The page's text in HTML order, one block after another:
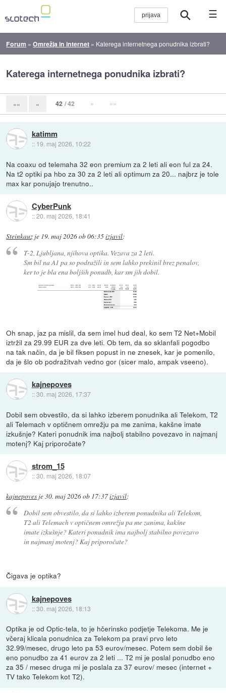
☰
Forum »Omrežja in internet » Katerega internetnega ponudnika izbrati?
Katerega internetnega ponudnika izbrati?
«« « 42 / 42 » »»
katimm
:: 19. maj 2026, 10:22
Na coaxu od telemaha 32 eon premium za 2 leti ali eon ful za 24.
Na t2 optiki pa hbo za 30 za 2 leti ali optimum za 20... najbrz je tole
max kar ponujajo trenutno..
CyberPunk
::20. maj 2026, 18:41
Steinkauz je 19. maj 2026 ob 06:35izjavil:
T-2, Ljubljana, njihova optika. Vezava za 2 leti.
Sm bil na A1 pa so podražili in sem lahko prekinil brez penalov,
ker to je bla ena boljših ponudb, kar sm jih dobil.
Oh snap, jaz pa mislil, da sem imel hud deal, ko sem T2 Net+Mobil
iztržil za 29.99 EUR za dve leti. Ob tem, da so sklanfali pogodbo
na tak način, da je bil fiksen popust in ne znesek, kar je pomenilo,
da je šlo ob podražitvah vedno gor (sicer malo, ampak vseeno).
kajnepoves
::30. maj 2026, 17:37
Dobil sem obvestilo, da si lahko izberem ponudnika ali Telekom, T2
ali Telemach v optičnem omrežju pa me zanima, kakšne imate
izkušnje? Kateri ponudnik ima najbolj stabilno povezavo in najmanj
motenj? Kaj priporočate?
strom_15
::30. maj 2026, 18:07
kajnepoves je30. maj 2026 ob 17:37izjavil:
Dobil sem obvestilo, da si lahko izberem ponudnika ali Telekom,
T2 ali Telemach v optičnem omrežju pa me zanima, kakšne
imate izkušnje? Kateri ponudnik ima najbolj stabilno povezavo
in najmanj motenj? Kaj priporočate?
Čigava je optika?
kajnepoves
::30. maj 2026, 18:13
Optika je od Optic-tela, to je hčerinsko podjetje Telekoma. Me je
včeraj klicala ponudnica za Telekom pa pravi prvo leto
32.99/mesec, drugo leto pa 53 eurov/mesec. Potem sem dobil še
eno ponudbo za 41 eurov za 2 leti ... T2 mi je poslal ponudbo eno
za 35 / mesec druga mi je poslala za 37 eurov/ mesec (internet +
TV tako Telekom kot T2).